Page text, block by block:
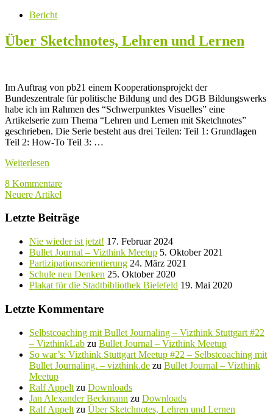
Bericht
Über Sketchnotes, Lehren und Lernen
Im Auftrag von pb21 einem Kooperationsprojekt der
Bundeszentrale für politische Bildung und des DGB Bildungswerks
habe ich im Rahmen des “Schwerpunktes Visuelles” eine
Artikelserie zum Thema “Lehren und Lernen mit Sketchnotes”
geschrieben. Die Serie besteht aus drei Teilen: Teil 1: Grundlagen
Teil 2: How-To Teil 3: …
Weiterlesen
8 Kommentare
Neuere Artikel
Letzte Beiträge
Nie wieder ist jetzt! 17. Februar 2024
Bullet Journal – Vizthink Meetup 5. Oktober 2021
Partizipationsorientierung 24. März 2021
Schule neu Denken 25. Oktober 2020
Plakat für die Stadtbibliothek Bielefeld 19. Mai 2020
Letzte Kommentare
Selbstcoaching mit Bullet Journaling – Vizthink Stuttgart #22
– VizthinkLab zu Bullet Journal – Vizthink Meetup
So war’s: Vizthink Stuttgart Meetup #22 – Selbstcoaching mit
Bullet Journaling. – vizthink.de zu Bullet Journal – Vizthink
Meetup
Ralf Appelt zu Downloads
Jan Alexander Beckmann zu Downloads
Ralf Appelt zu Über Sketchnotes, Lehren und Lernen